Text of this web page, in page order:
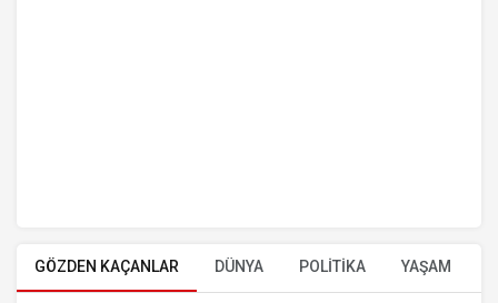
GÖZDEN KAÇANLAR DÜNYA POLİTİKA YAŞAM